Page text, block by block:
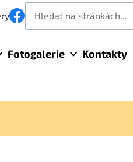
Fotogalerie Kontakty